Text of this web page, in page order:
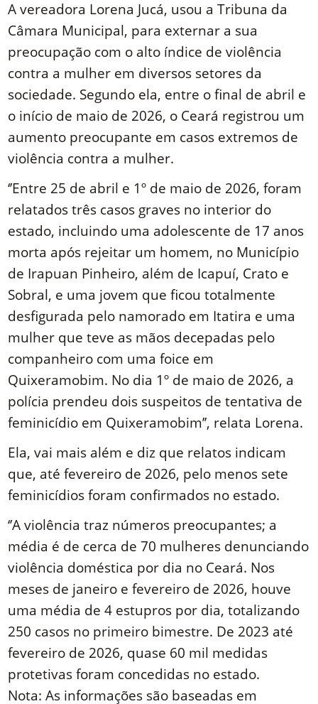
A vereadora Lorena Jucá, usou a Tribuna da
Câmara Municipal, para externar a sua
preocupação com o alto índice de violência
contra a mulher em diversos setores da
sociedade. Segundo ela, entre o final de abril e
o início de maio de 2026, o Ceará registrou um
aumento preocupante em casos extremos de
violência contra a mulher.
‘’Entre 25 de abril e 1º de maio de 2026, foram
relatados três casos graves no interior do
estado, incluindo uma adolescente de 17 anos
morta após rejeitar um homem, no Município
de Irapuan Pinheiro, além de Icapuí, Crato e
Sobral, e uma jovem que ficou totalmente
desfigurada pelo namorado em Itatira e uma
mulher que teve as mãos decepadas pelo
companheiro com uma foice em
Quixeramobim. No dia 1º de maio de 2026, a
polícia prendeu dois suspeitos de tentativa de
feminicídio em Quixeramobim’’, relata Lorena.
Ela, vai mais além e diz que relatos indicam
que, até fevereiro de 2026, pelo menos sete
feminicídios foram confirmados no estado.
‘’A violência traz números preocupantes; a
média é de cerca de 70 mulheres denunciando
violência doméstica por dia no Ceará. Nos
meses de janeiro e fevereiro de 2026, houve
uma média de 4 estupros por dia, totalizando
250 casos no primeiro bimestre. De 2023 até
fevereiro de 2026, quase 60 mil medidas
protetivas foram concedidas no estado.
Nota: As informações são baseadas em